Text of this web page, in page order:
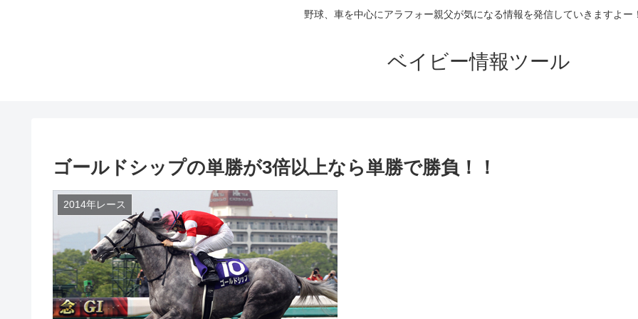
野球、車を中心にアラフォー親父が気になる情報を発信していきますよー
ベイビー情報ツール
ゴールドシップの単勝が3倍以上なら単勝で勝負！！
2014年レース